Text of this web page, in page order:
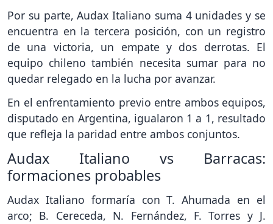
Por su parte, Audax Italiano suma 4 unidades y se
encuentra en la tercera posición, con un registro
de una victoria, un empate y dos derrotas. El
equipo chileno también necesita sumar para no
quedar relegado en la lucha por avanzar.
En el enfrentamiento previo entre ambos equipos,
disputado en Argentina, igualaron 1 a 1, resultado
que refleja la paridad entre ambos conjuntos.
Audax Italiano vs Barracas:
formaciones probables
Audax Italiano formaría con T. Ahumada en el
arco; B. Cereceda, N. Fernández, F. Torres y J.